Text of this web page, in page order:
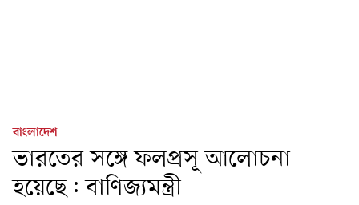
বাংলাদেশ
ভারতের সঙ্গে ফলপ্রসূ আলোচনা
হয়েছে: বাণিজ্যমন্ত্রী